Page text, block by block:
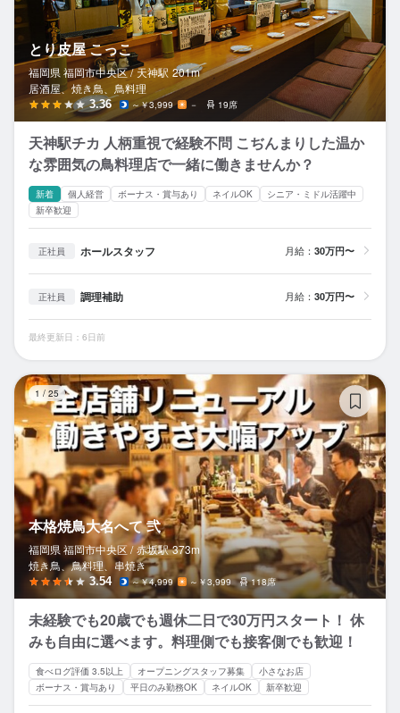
とり皮屋 こっこ
福岡県 福岡市中央区 / 天神駅 201m
居酒屋、焼き鳥、鳥料理
3.36 ～￥3,999 － 19席
天神駅チカ 人柄重視で経験不問 こぢんまりした温か
な雰囲気の鳥料理店で一緒に働きませんか？
新着 個人経営 ボーナス・賞与あり ネイルOK
シニア・ミドル活躍中
新卒歓迎
正社員 ホールスタッフ 月給： 30万円〜
正社員 調理補助 月給： 30万円〜
最終更新日：6日前
1/ 25
本格焼鳥大名へて 弐
福岡県 福岡市中央区 / 赤坂駅 373m
焼き鳥、鳥料理、串焼き
3.54 ～￥4,999 ～￥3,999 118席
未経験でも20歳でも週休二日で30万円スタート！ 休
みも自由に選べます。料理側でも接客側でも歓迎！
食べログ評価 3.5以上 オープニングスタッフ募集
小さなお店
ボーナス・賞与あり
平日のみ勤務OK ネイルOK 新卒歓迎